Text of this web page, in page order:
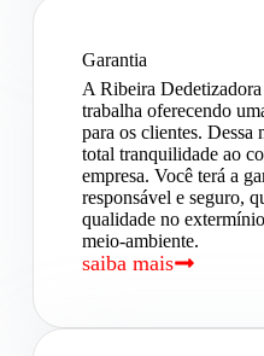
Garantia
A Ribeira
trabalha oferecendo
para os clientes. Dessa
total tranquilidade ao
empresa. Você terá a
responsável e seguro,
qualidade no
meio-ambiente.
saiba mais